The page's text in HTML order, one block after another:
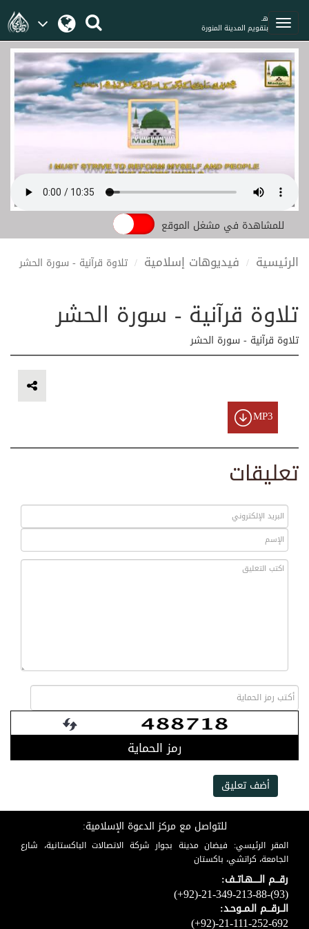
هـ
بتقويم المدينة المنورة
للمشاهدة في مشغل الموقع
الرئيسية فيديوهات إسلامية تلاوة قرآنية - سورة الحشر
تلاوة قرآنية - سورة الحشر
تلاوة قرآنية - سورة الحشر
MP3
تعليقات
رمز الحماية
أضف تعليق
للتواصل مع مركز الدعوة الإسلامية:
المقر الرئيسي: فيضان مدينة بجوار شركة الاتصالات الباكستانية، شارع
الجامعة، كراتشي، باكستان
رقـــم الـــــهـاتــف:
(+92)-21-349-213-88-(93)
الــرقـــم الـمــوحـد:
(+92)-21-111-252-692